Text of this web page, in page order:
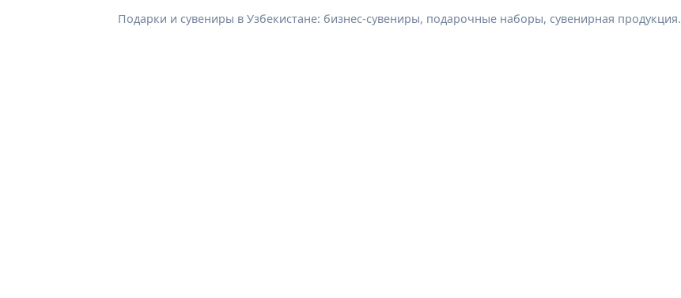
Подарки и сувениры в Узбекистане: бизнес-сувениры, подарочные наборы, сувенирная продукция.